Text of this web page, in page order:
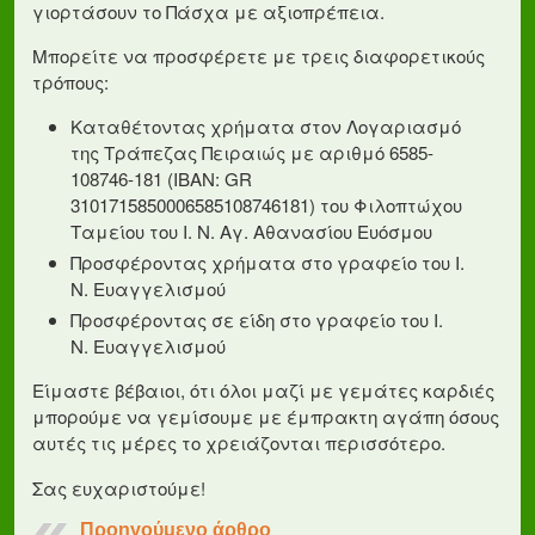
γιορτάσουν το Πάσχα με αξιοπρέπεια.
Μπορείτε να προσφέρετε με τρεις διαφορετικούς
τρόπους:
Καταθέτοντας χρήματα στον Λογαριασμό
της Τράπεζας Πειραιώς με αριθμό 6585-
108746-181 (ΙΒΑΝ: GR
3101715850006585108746181) του Φιλοπτώχου
Ταμείου του Ι. Ν. Αγ. Αθανασίου Ευόσμου
Προσφέροντας χρήματα στο γραφείο του Ι.
Ν. Ευαγγελισμού
Προσφέροντας σε είδη στο γραφείο του Ι.
Ν. Ευαγγελισμού
Είμαστε βέβαιοι, ότι όλοι μαζί με γεμάτες καρδιές
μπορούμε να γεμίσουμε με έμπρακτη αγάπη όσους
αυτές τις μέρες το χρειάζονται περισσότερο.
Σας ευχαριστούμε!
Προηγούμενο άρθρο